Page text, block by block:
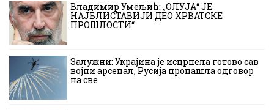
Владимир Умељић: „ОЛУЈА“ ЈЕ
НАЈБЛИСТАВИЈИ ДЕО ХРВАТСКЕ
ПРОШЛОСТИ“
Залужни: Украјина је исцрпела готово сав
војни арсенал, Русија пронашла одговор
на све